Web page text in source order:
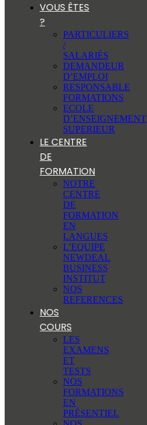
VOUS ÊTES
?
PARTICULIERS
/
SALARIÉS
DEMANDEUR
D’EMPLOI
RESPONSABLE
FORMATIONS
ECOLE
D’ENSEIGNEMENT
SUPERIEUR
LE CENTRE
DE
FORMATION
NOTRE
CENTRE
DE
FORMATION
EN
LANGUES
L’EQUIPE
NEWDEAL
BUSINESS
INSTITUT
NOS
REFERENCES
NOS
COURS
LES
EXAMENS
ET
TESTS
NOS
FORMATIONS
EN
PRÉSENTIEL